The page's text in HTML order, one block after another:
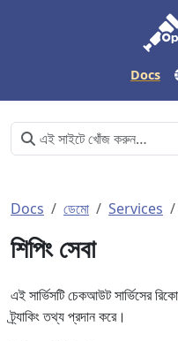
Docs
Docs ডেমো Services
শিপিং সেবা
এই সার্ভিসটি চেকআউট সার্ভিসের
ট্র্যাকিং তথ্য প্রদান করে।